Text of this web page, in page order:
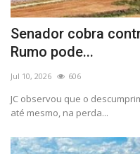
Senador cobra
Rumo pode...
Jul 10, 2026 606
JC observou que o
até mesmo, na perda...